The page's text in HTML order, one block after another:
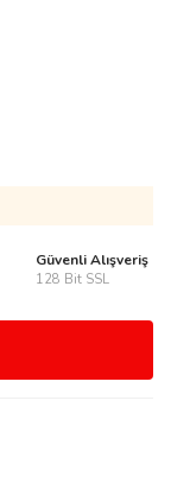
Güvenli Alışveriş
128 Bit SSL